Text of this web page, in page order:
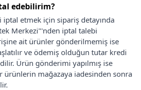
edebilirim?
iptal etmek için sipariş detayında
Merkezi"'nden iptal talebi
ait ürünler gönderilmemiş ise
ve ödemiş olduğun tutar kredi
Ürün gönderimi yapılmış ise
mağazaya iadesinden sonra